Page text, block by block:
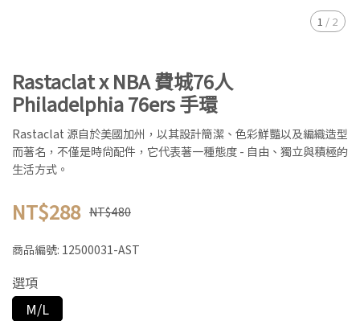
1 / 2
Rastaclat x NBA 費城76人
Philadelphia 76ers 手環
Rastaclat 源自於美國加州，以其設計簡潔、色彩鮮豔以及編織造型
而著名，不僅是時尚配件，它代表著一種態度 - 自由、獨立與積極的
生活方式。
NT$288 NT$480
商品編號: 12500031-AST
選項
M/L